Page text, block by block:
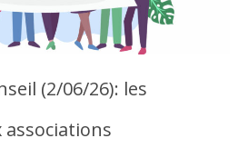
(2/06/26): les